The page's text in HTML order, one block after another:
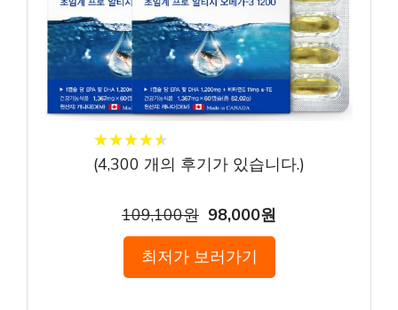
★★★★★
★★★★★
(4,300 개의 후기가 있습니다.)
109,100원 98,000원
최저가 보러가기